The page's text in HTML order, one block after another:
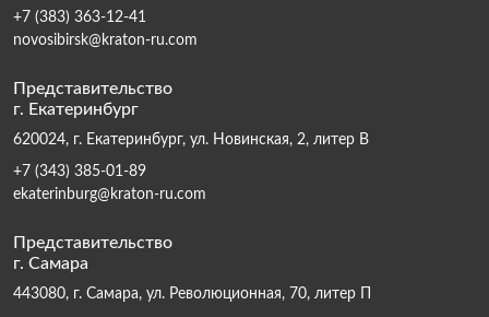
+7 (383) 363-12-41
novosibirsk@kraton-ru.com
Представительство
г. Екатеринбург
620024, г. Екатеринбург, ул. Новинская, 2, литер В
+7 (343) 385-01-89
ekaterinburg@kraton-ru.com
Представительство
г. Самара
443080, г. Самара, ул. Революционная, 70, литер П